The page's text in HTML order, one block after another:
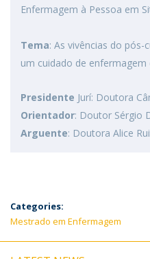
Enfermagem à Pessoa em
Tema: As vivências do
um cuidado de enfermagem
Presidente Jurí: Doutora
Orientador: Doutor Sérgio
Arguente: Doutora Alice
Categories:
Mestrado em Enfermagem